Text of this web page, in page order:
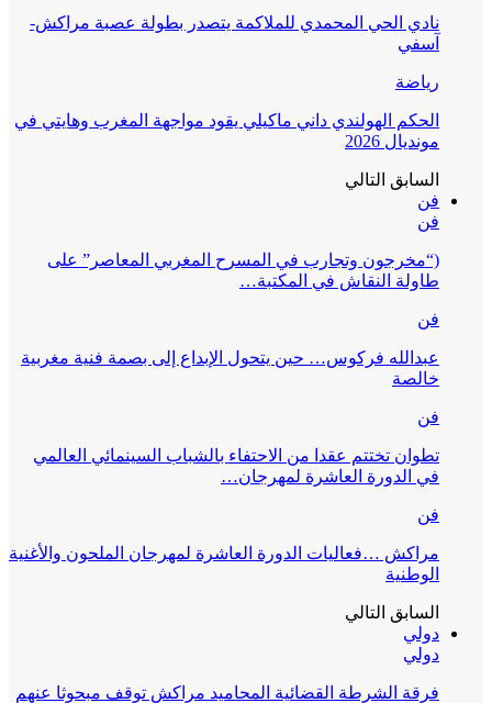
نادي الحي المحمدي للملاكمة يتصدر بطولة عصبة مراكش-
آسفي
رياضة
الحكم الهولندي داني ماكيلي يقود مواجهة المغرب وهايتي في
مونديال 2026
السابق التالي
فن
فن
(“مخرجون وتجارب في المسرح المغربي المعاصر” على
طاولة النقاش في المكتبة…
فن
عبدالله فركوس… حين يتحول الإبداع إلى بصمة فنية مغربية
خالصة
فن
تطوان تختتم عقدا من الاحتفاء بالشباب السينمائي العالمي
في الدورة العاشرة لمهرجان…
فن
مراكش …فعاليات الدورة العاشرة لمهرجان الملحون والأغنية
الوطنية
السابق التالي
دولي
دولي
فرقة الشرطة القضائية المحاميد مراكش توقف مبحوثا عنهم